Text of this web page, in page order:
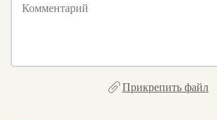
Комментарий
Прикрепить файл